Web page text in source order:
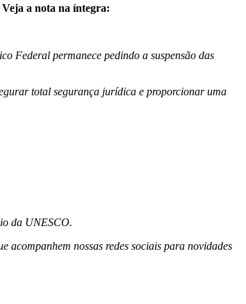
Veja a nota na íntegra:
Federal permanece pedindo a suspensão das
total segurança jurídica e proporcionar uma
da UNESCO.
acompanhem nossas redes sociais para novidades